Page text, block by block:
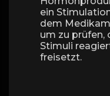
ein
dem
um zu prüfen,
Stimuli
freisetzt.